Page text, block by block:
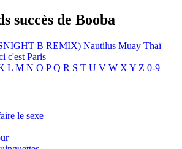
succès de Booba
B REMIX) Nautilus Muay Thaï
c'est Paris
L M N O P Q R S T U V W X Y Z 0-9
le sexe